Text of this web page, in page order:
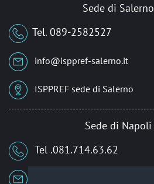
Sede di Salerno
Tel. 089-2582527
info@isppref-salerno.it
ISPPREF sede di Salerno
Sede di Napoli
Tel .081.714.63.62